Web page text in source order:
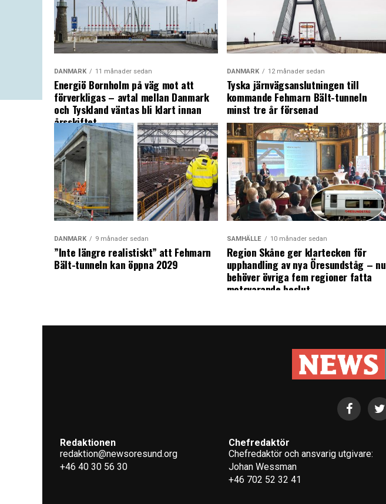
DANMARK 11 månader sedan
Energiö Bornholm på väg mot att
förverkligas – avtal mellan Danmark
och Tyskland väntas bli klart innan
årsskiftet
DANMARK 12 månader sedan
Tyska järnvägsanslutningen till
kommande Fehmarn Bält-tunneln
minst tre år försenad
DANMARK 9 månader sedan
”Inte längre realistiskt” att Fehmarn
Bält-tunneln kan öppna 2029
SAMHÄLLE 10 månader sedan
Region Skåne ger klartecken för
upphandling av nya Öresundståg – nu
behöver övriga fem regioner fatta
motsvarande beslut
Redaktionen
redaktion@newsoresund.org
+46 40 30 56 30
Chefredaktör
Chefredaktör och ansvarig utgivare:
Johan Wessman
+46 702 52 32 41